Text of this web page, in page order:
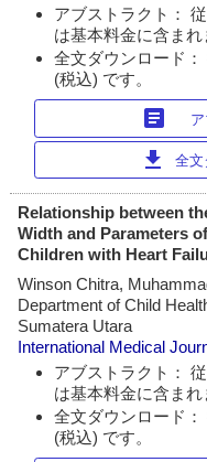
アブストラクト：
は基本料金に含まれ
全文ダウンロード
(税込) です。
article
download 全文
Relationship between
Width and Parameters
Children with Heart
Winson Chitra,
Department of Child
Sumatera Utara
International Medical
アブストラクト：
は基本料金に含まれ
全文ダウンロード
(税込) です。